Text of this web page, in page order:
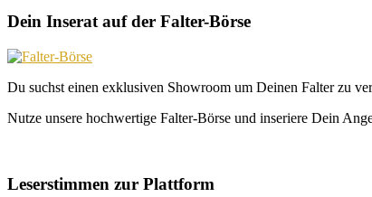
Dein Inserat auf der Falter-Börse
Du suchst einen exklusiven Showroom um Deinen Falter zu
Nutze unsere hochwertige Falter-Börse und inseriere Dein
Leserstimmen zur Plattform